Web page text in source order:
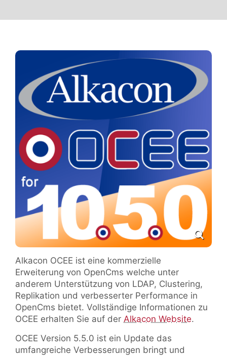
Alkacon OCEE ist eine kommerzielle
Erweiterung von OpenCms welche unter
anderem Unterstützung von LDAP, Clustering,
Replikation und verbesserter Performance in
OpenCms bietet. Vollständige Informationen zu
OCEE erhalten Sie auf der Alkacon Website.
OCEE Version 5.5.0 ist ein Update das
umfangreiche Verbesserungen bringt und